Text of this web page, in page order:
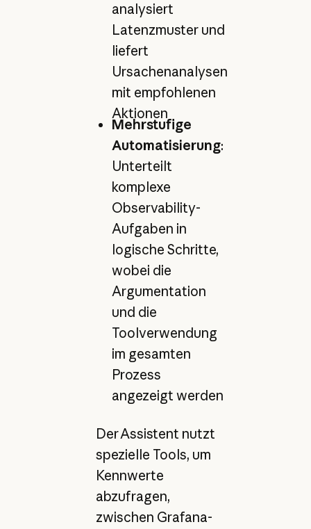
analysiert
Latenzmuster und
liefert
Ursachenanalysen
mit empfohlenen
Aktionen
Mehrstufige
Automatisierung:
Unterteilt
komplexe
Observability-
Aufgaben in
logische Schritte,
wobei die
Argumentation
und die
Toolverwendung
im gesamten
Prozess
angezeigt werden
Der Assistent nutzt
spezielle Tools, um
Kennwerte
abzufragen,
zwischen Grafana-